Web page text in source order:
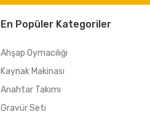
En Popüler Kategoriler
Ahşap Oymacılığı
Kaynak Makinası
Anahtar Takımı
Gravür Seti